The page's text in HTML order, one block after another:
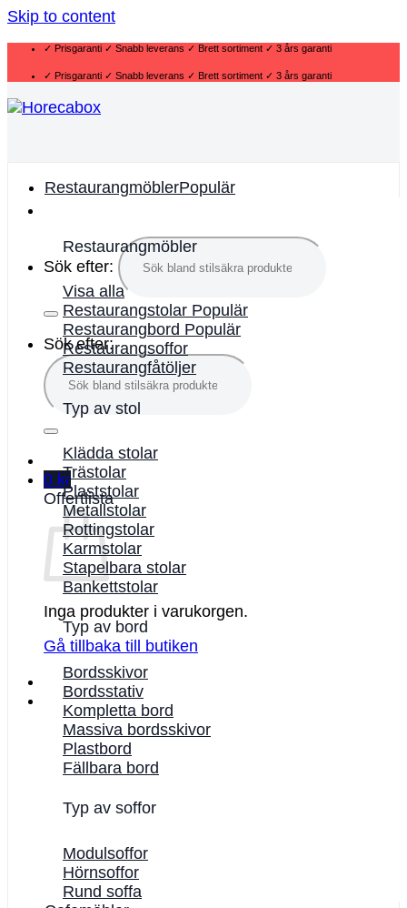
Skip to content
✓ Prisgaranti ✓ Snabb leverans ✓ Brett sortiment ✓ 3 års garanti
✓ Prisgaranti ✓ Snabb leverans ✓ Brett sortiment ✓ 3 års garanti
Sök efter:
Sök efter:
0 kr
Offertlista
Inga produkter i varukorgen.
Gå tillbaka till butiken
Restaurangmöbler
Restaurangmöbler
Visa alla
Restaurangstolar
Restaurangbord
Restaurangsoffor
Restaurangfåtöljer
Typ av stol
Klädda stolar
Trästolar
Plaststolar
Metallstolar
Rottingstolar
Karmstolar
Stapelbara stolar
Bankettstolar
Typ av bord
Bordsskivor
Bordsstativ
Kompletta bord
Massiva bordsskivor
Plastbord
Fällbara bord
Typ av soffor
Modulsoffor
Hörnsoffor
Rund soffa